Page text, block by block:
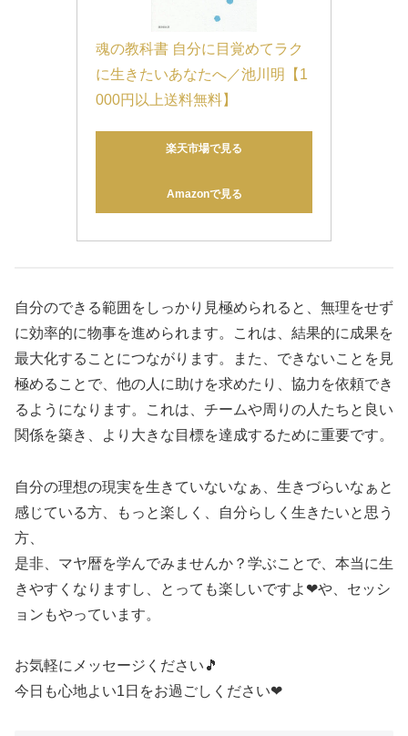
魂の教科書 自分に目覚めてラク
に生きたいあなたへ／池川明【1
000円以上送料無料】
楽天市場で見る
Amazonで見る
自分のできる範囲をしっかり見極められると、無理をせず
に効率的に物事を進められます。これは、結果的に成果を
最大化することにつながります。また、できないことを見
極めることで、他の人に助けを求めたり、協力を依頼でき
るようになります。これは、チームや周りの人たちと良い
関係を築き、より大きな目標を達成するために重要です。
自分の理想の現実を生きていないなぁ、生きづらいなぁと
感じている方、もっと楽しく、自分らしく生きたいと思う
方、
是非、マヤ暦を学んでみませんか？学ぶことで、本当に生
きやすくなりますし、とっても楽しいですよ❤や、セッシ
ョンもやっています。
お気軽にメッセージください🎵
今日も心地よい1日をお過ごしください❤